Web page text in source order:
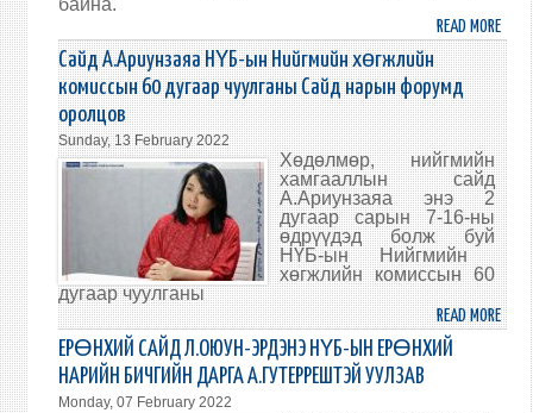
байна.
READ MORE
НҮБ-
ЫН
60
ХНХ-
ЫН
Сайд А.Ариунзаяа НҮБ-ын Нийгмийн хөгжлийн
комиссын 60 дугаар чуулганы Сайд нарын форумд
оролцов
Sunday, 13 February 2022
Хөдөлмөр, нийгмийн
хамгааллын сайд
А.Ариунзаяа энэ 2
дугаар сарын 7-16-ны
өдрүүдэд болж буй
НҮБ-ын Нийгмийн
хөгжлийн комиссын 60
дугаар чуулганы
READ MORE
НҮБ-
ЕРӨНХИЙ САЙД Л.ОЮУН-ЭРДЭНЭ НҮБ-ЫН ЕРӨНХИЙ
НАРИЙН БИЧГИЙН ДАРГА А.ГУТЕРРЕШТЭЙ УУЛЗАВ
Monday, 07 February 2022